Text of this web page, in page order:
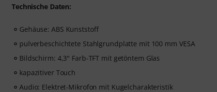
Technische Daten:
Gehäuse: ABS Kunststoff
pulverbeschichtete Stahlgrundplatte mit 100 mm VESA
Bildschirm: 4,3" Farb-TFT mit getöntem Glas
kapazitiver Touch
Audio: Elektret-Mikrofon mit Kugelcharakteristik